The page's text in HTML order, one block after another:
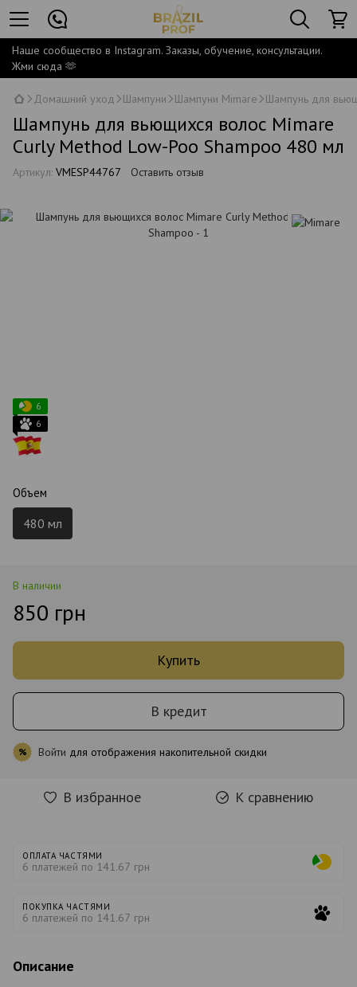
Наше сообщество в Instagram. Заказы, обучение, консультации.
Жми сюда 🫶
Домашний уход Шампуни Шампуни Mimare Шампунь для
Шампунь для вьющихся волос Mimare
Curly Method Low-Poo Shampoo 480 мл
Артикул: VMESP44767 Оставить отзыв
6
6
Объем
480 мл
В наличии
850 грн
Купить
В кредит
% Войти для отображения накопительной скидки
В избранное К сравнению
ОПЛАТА ЧАСТЯМИ
6 платежей по 141.67 грн
ПОКУПКА ЧАСТЯМИ
6 платежей по 141.67 грн
Описание